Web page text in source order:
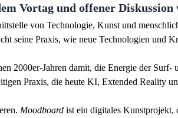
Vortag und offener Diskussion
von Technologie, Kunst und
seine Praxis, wie neue Technologien und
2000er-Jahren damit, die Energie der
Praxis, die heute KI, Extended Reality
Moodboard ist ein digitales Kunstprojekt,